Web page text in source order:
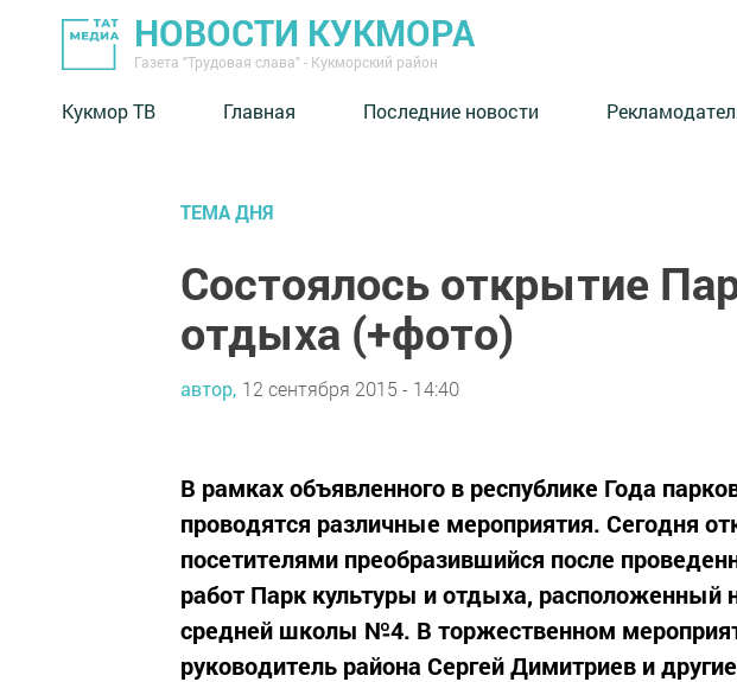
НОВОСТИ КУКМОРА
Газета "Трудовая слава" - Кукморский район
Кукмор ТВ Главная Последние новости
ТЕМА ДНЯ
Состоялось открытие
отдыха (+фото)
автор, 12 сентября 2015 - 14:40
В рамках объявленного в республике Года
проводятся различные мероприятия. Сегодня
посетителями преобразившийся после
работ Парк культуры и отдыха, расположенный
средней школы №4. В торжественном
руководитель района Сергей Димитриев и